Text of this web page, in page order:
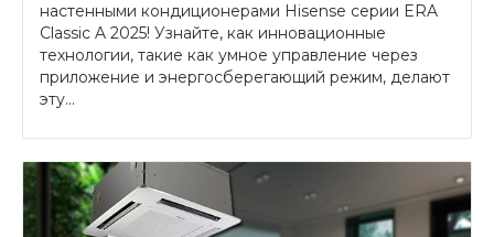
настенными кондиционерами Hisense серии ERA
Classic A 2025! Узнайте, как инновационные
технологии, такие как умное управление через
приложение и энергосберегающий режим, делают
эту...